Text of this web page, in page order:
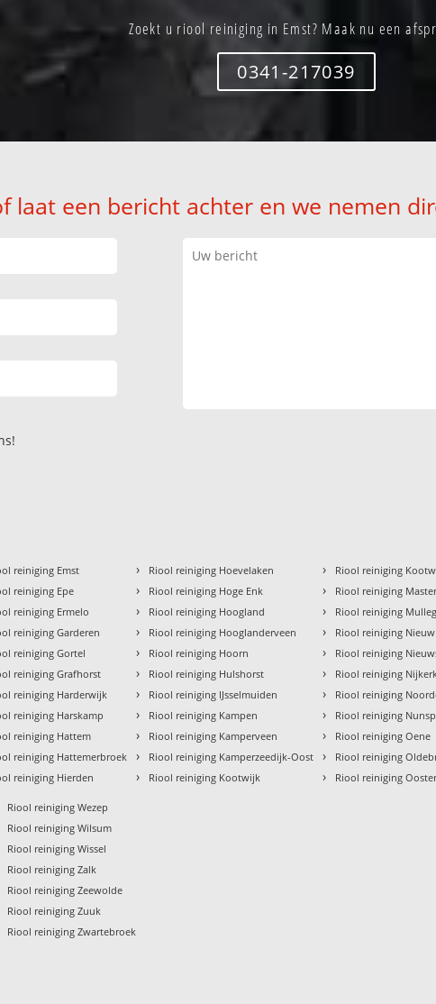
Zoekt u riool reiniging in Emst? Maak nu een
0341-217039
laat een bericht achter en we nemen
reiniging Emst
reiniging Epe
reiniging Ermelo
reiniging Garderen
reiniging Gortel
reiniging Grafhorst
reiniging Harderwijk
reiniging Harskamp
reiniging Hattem
reiniging Hattemerbroek
reiniging Hierden
› Riool reiniging Hoevelaken
› Riool reiniging Hoge Enk
› Riool reiniging Hoogland
› Riool reiniging Hooglanderveen
› Riool reiniging Hoorn
› Riool reiniging Hulshorst
› Riool reiniging IJsselmuiden
› Riool reiniging Kampen
› Riool reiniging Kamperveen
› Riool reiniging Kamperzeedijk-Oost
› Riool reiniging Kootwijk
› Riool reiniging
› Riool reiniging
› Riool reiniging
› Riool reiniging
› Riool reiniging
› Riool reiniging
› Riool reiniging
› Riool reiniging
› Riool reiniging Oene
› Riool reiniging
› Riool reiniging
Riool reiniging Wezep
Riool reiniging Wilsum
Riool reiniging Wissel
Riool reiniging Zalk
Riool reiniging Zeewolde
Riool reiniging Zuuk
Riool reiniging Zwartebroek